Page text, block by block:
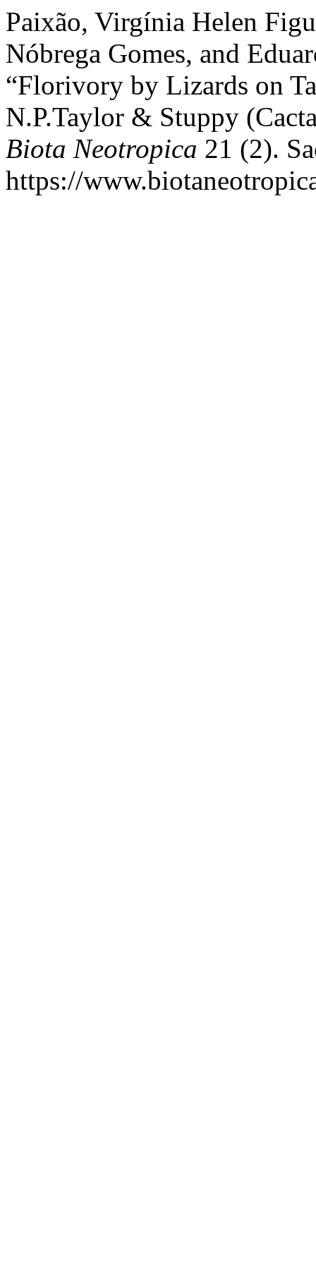
Paixão, Virgínia Helen
Nóbrega Gomes, and
“Florivory by Lizards on
N.P.Taylor & Stuppy
Biota Neotropica 21 (2).
https://